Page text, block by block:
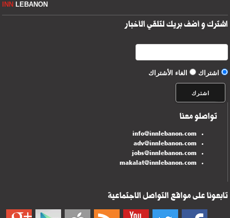
INNLEBANON
اشترك و أضف بريك لتلقي الأخبار
اشتراك الغاء الأشتراك
تواصلو معنا
info@innlebanon.com
adv@innlebanon.com
jobs@innlebanon.com
makalat@innlebanon.com
تابعونا على مواقع التواصل الاجتماعية